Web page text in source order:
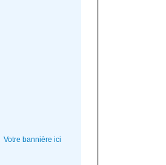
Votre bannière ici